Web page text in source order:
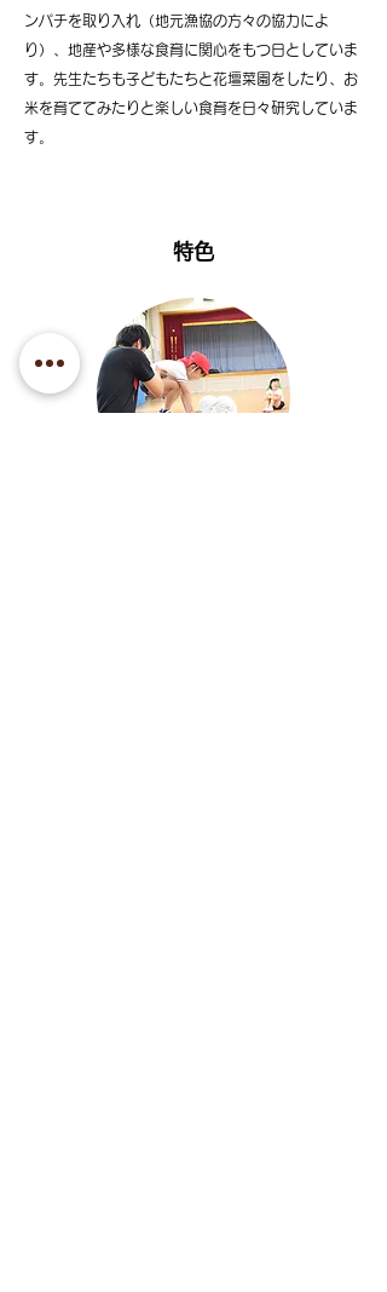
ンパチを取り入れ（地元漁協の方々の協力によ
り）、地産や多様な食育に関心をもつ日としていま
す。先生たちも子どもたちと花壇菜園をしたり、お
米を育ててみたりと楽しい食育を日々研究していま
す。
特色